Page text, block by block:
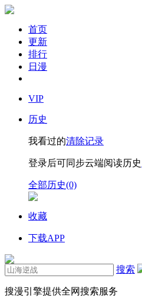
首页
更新
排行
日漫
VIP
历史
我看过的清除记录
登录后可同步云端阅读历史
全部历史(0)
收藏
下载APP
搜索
搜漫引擎提供全网搜索服务